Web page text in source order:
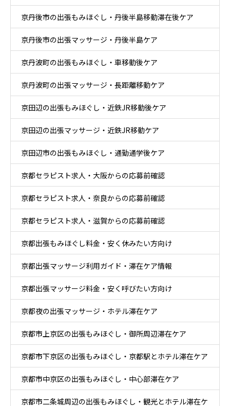
京丹後市の出張もみほぐし・丹後半島移動滞在後ケア
京丹後市の出張マッサージ・丹後半島ケア
京丹波町の出張もみほぐし・車移動後ケア
京丹波町の出張マッサージ・長距離移動ケア
京田辺の出張もみほぐし・近鉄JR移動後ケア
京田辺の出張マッサージ・近鉄JR移動ケア
京田辺市の出張もみほぐし・通勤通学後ケア
京都セラピスト求人・大阪からの応募前確認
京都セラピスト求人・奈良からの応募前確認
京都セラピスト求人・滋賀からの応募前確認
京都出張もみほぐし料金・安く休みたい方向け
京都出張マッサージ利用ガイド・滞在ケア情報
京都出張マッサージ料金・安く呼びたい方向け
京都夜の出張マッサージ・ホテル滞在ケア
京都市上京区の出張もみほぐし・御所周辺滞在ケア
京都市下京区の出張もみほぐし・京都駅とホテル滞在ケア
京都市中京区の出張もみほぐし・中心部滞在ケア
京都市二条城周辺の出張もみほぐし・観光とホテル滞在ケ